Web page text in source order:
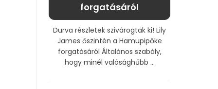
forgatásáról
Durva részletek szivárogtak ki! Lily
James őszintén a Hamupipőke
forgatásáról Általános szabály,
hogy minél valósághűbb ...